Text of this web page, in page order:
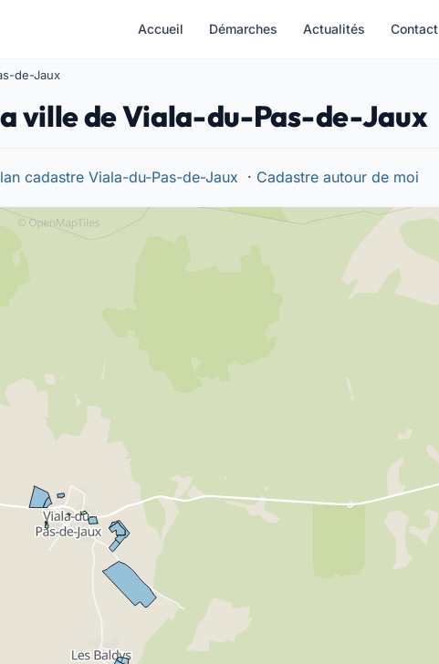
Accueil Démarches Actualités Contact
de-Jaux
ville de Viala-du-Pas-de-Jaux
cadastre Viala-du-Pas-de-Jaux · Cadastre autour de moi